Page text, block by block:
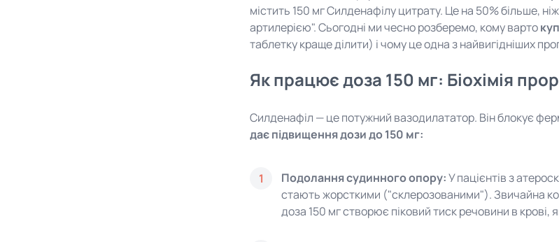
містить 150 мг Силденафілу цитрату. Це на 50% більше,
артилерією". Сьогодні ми чесно розберемо, кому варто
таблетку краще ділити) і чому це одна з найвигідніших
Як працює доза 150 мг: Біохімія
Силденафіл — це потужний вазодилататор. Він блокує
дає підвищення дози до 150 мг:
1 Подолання судинного опору:У пацієнтів з
стають жорсткими ("склерозованими"). Звичайна
доза 150 мг створює піковий тиск речовини в крові,